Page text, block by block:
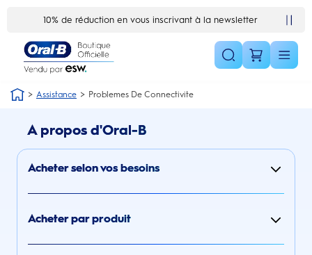
10% de réduction en vous inscrivant à la newsletter
Assistance Problemes De Connectivite
A propos d'Oral-B
Acheter selon vos besoins
Acheter par produit